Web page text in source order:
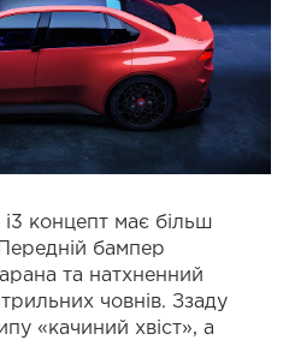
i3 концепт має більш
бампер
та натхненний
човнів. Ззаду
«качиний хвіст», а